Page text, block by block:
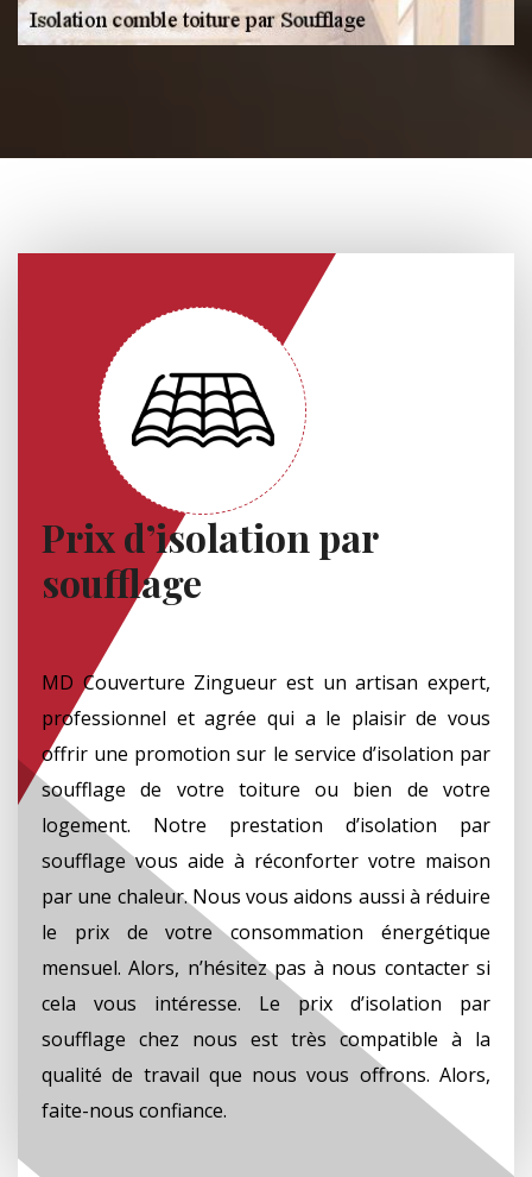
Prix d’isolation par
soufflage
MD Couverture Zingueur est un artisan expert,
professionnel et agrée qui a le plaisir de vous
offrir une promotion sur le service d’isolation par
soufflage de votre toiture ou bien de votre
logement. Notre prestation d’isolation par
soufflage vous aide à réconforter votre maison
par une chaleur. Nous vous aidons aussi à réduire
le prix de votre consommation énergétique
mensuel. Alors, n’hésitez pas à nous contacter si
cela vous intéresse. Le prix d’isolation par
soufflage chez nous est très compatible à la
qualité de travail que nous vous offrons. Alors,
faite-nous confiance.